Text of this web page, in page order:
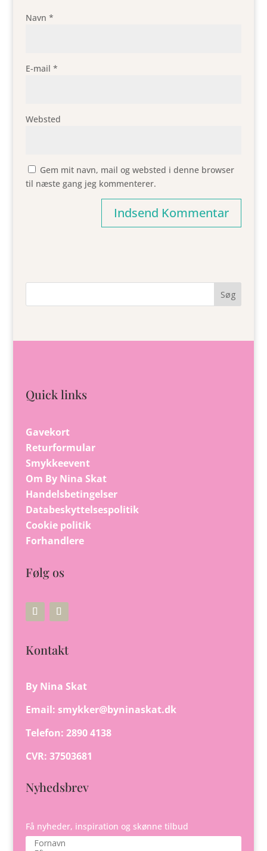
Navn *
E-mail *
Websted
Gem mit navn, mail og websted i denne browser
til næste gang jeg kommenterer.
Quick links
Gavekort
Returformular
Smykkeevent
Om By Nina Skat
Handelsbetingelser
Databeskyttelsespolitik
Cookie politik
Forhandlere
Følg os
Kontakt
By Nina Skat
Email: smykker@byninaskat.dk
Telefon: 2890 4138
CVR: 37503681
Nyhedsbrev
Få nyheder, inspiration og skønne tilbud